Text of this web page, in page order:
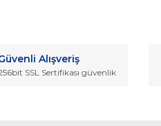
öneri formunu kullanarak
Alışveriş
SSL Sertifikası güvenlik